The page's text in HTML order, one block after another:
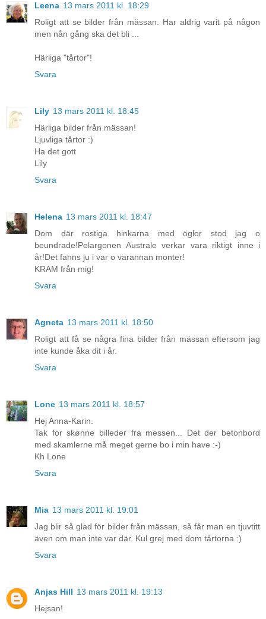
Leena 13 mars 2011 kl. 18:29
Roligt att se bilder från mässan. Har aldrig varit på någon
men nån gång ska det bli ...
Härliga "tårtor"!
Svara
Lily 13 mars 2011 kl. 18:45
Härliga bilder från mässan!
Ljuvliga tårtor :)
Ha det gott
Lily
Svara
Helena 13 mars 2011 kl. 18:47
Dom där rostiga hinkarna med öglor stod jag o
beundrade!Pelargonen Australe verkar vara riktigt inne i
år!Det fanns ju i var o varannan monter!
KRAM från mig!
Svara
Agneta 13 mars 2011 kl. 18:50
Roligt att få se några fina bilder från mässan eftersom jag
inte kunde åka dit i år.
Svara
Lone 13 mars 2011 kl. 18:57
Hej Anna-Karin.
Tak for skønne billeder fra messen... Det der betonbord
med skamlerne må meget gerne bo i min have :-)
Kh Lone
Svara
Mia 13 mars 2011 kl. 19:01
Jag blir så glad för bilder från mässan, så får man en tjuvtitt
även om man inte var där. Kul grej med dom tårtorna :)
Svara
Anjas Hill 13 mars 2011 kl. 19:13
Hejsan!